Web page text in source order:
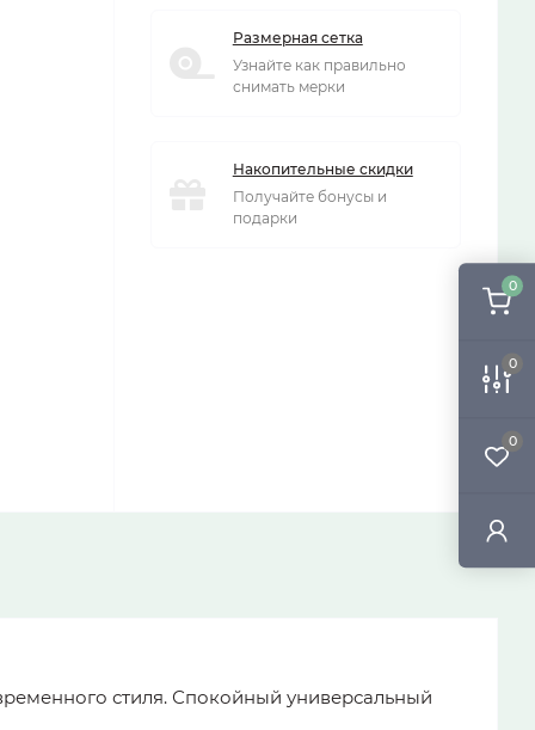
0
0
0
Размерная сетка
Узнайте как правильно
снимать мерки
Накопительные скидки
Получайте бонусы и
подарки
стиля. Спокойный универсальный